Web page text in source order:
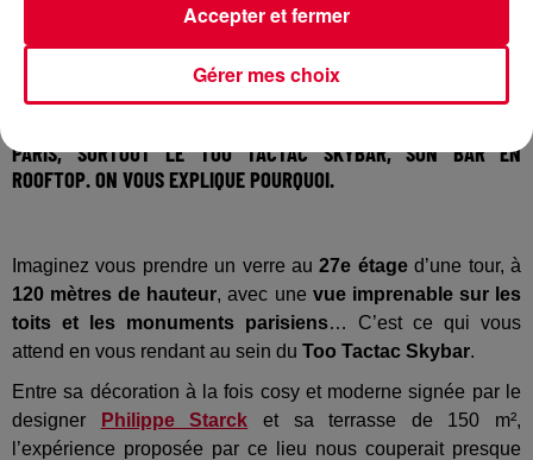
APRÈS DES ANNÉES D’ATTENTE, LE TOO HÔTEL A OUVERT SES
PORTES HIER DANS LA CAPITALE. NICHÉ AU SOMMET D’UNE DES
TOURS DUO DE JEAN NOUVEL, CE NOUVEAU SPOT À TOUT POUR
PARIS, SURTOUT LE TOO TACTAC SKYBAR, SON BAR EN
ROOFTOP. ON VOUS EXPLIQUE POURQUOI.
Imaginez vous prendre un verre au27e étaged’une tour, à
120 mètres de hauteur, avec une vue imprenable sur les
toits et les monuments parisiens… C’est ce qui vous
attend en vous rendant au sein du Too Tactac Skybar.
Entre sa décoration à la fois cosy et moderne signée par le
designer
Philippe Starck et sa terrasse de 150 m²,
l’expérience proposée par ce lieu nous couperait presque
Gérer mes choix
Accepter et fermer